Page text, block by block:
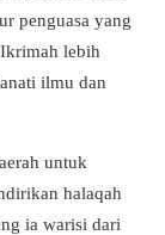
penguasa yang
lebih
ilmu dan
untuk
halaqah
ia warisi dari